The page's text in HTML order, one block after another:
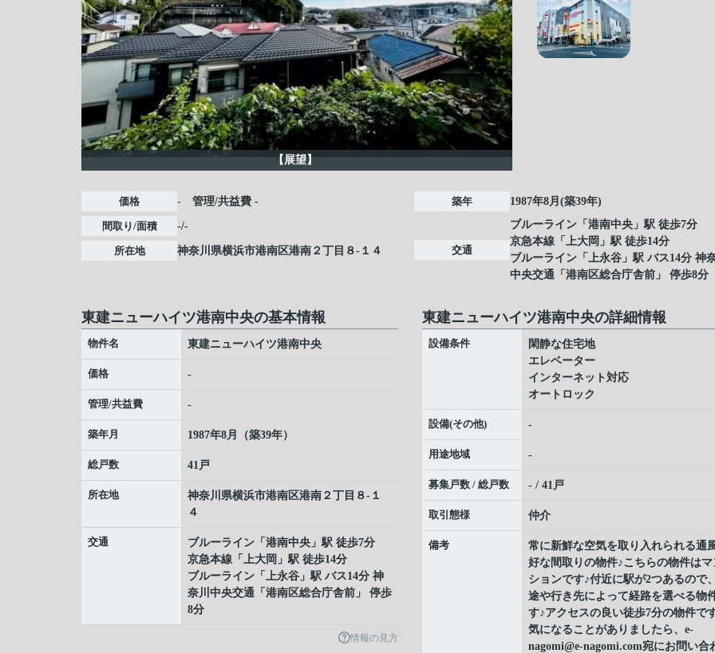
【展望】
価格 - 管理/共益費 -
間取り/面積 -/-
所在地 神奈川県横浜市港南区港南 ２丁目８-１４
築年 1987年8月(築39年)
交通
ブルーライン 「 港南中央 」駅 徒歩7分
京急本線 「 上大岡 」駅 徒歩14分
ブルーライン 「 上永谷 」駅 バス14分 神
中央交通「港南区総合庁舎前」 停歩8分
東建ニューハイツ港南中央の基本情報
物件名 東建ニューハイツ港南中央
価格 -
管理/共益費 -
築年月 1987年8月（築39年）
総戸数 41戸
所在地 神奈川県横浜市港南区港南 ２丁目８-１
４
交通 ブルーライン 「 港南中央 」駅 徒歩7分
京急本線 「 上大岡 」駅 徒歩14分
ブルーライン 「 上永谷 」駅 バス14分 神
奈川中央交通「港南区総合庁舎前」 停歩
8分
情報の見方
東建ニューハイツ港南中央の詳細情報
設備条件
閑静な住宅地
エレベーター
インターネット対応
オートロック
設備(その他) -
用途地域 -
募集戸数 / 総戸数 - / 41戸
取引態様 仲介
備考
常に新鮮な空気を取り入れられる通
好な間取りの物件♪こちらの物件はマ
ションです♪付近に駅が2つあるので
途や行き先によって経路を選べる物
す♪アクセスの良い徒歩7分の物件で
気になることがありましたら、e-
nagomi@e-nagomi.com宛にお問い合